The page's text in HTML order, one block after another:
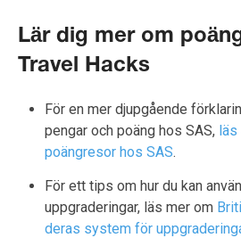
Lär dig mer om
Travel Hacks
För en mer djupgående
pengar och poäng hos SAS, läs
poängresor hos SAS.
För ett tips om hur du kan
uppgraderingar, läs mer om
deras system för